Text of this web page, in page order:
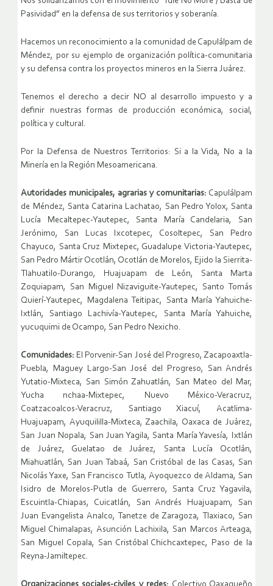
Pasividad” en la defensa de sus territorios y soberanía.
Hacemos un reconocimiento a la comunidad de Capulálpam de
Méndez, por su ejemplo de organización política-comunitaria
y su defensa contra los proyectos mineros en la Sierra Juárez.
Tenemos el derecho a decir NO al desarrollo impuesto y a
definir nuestras formas de producción económica, social,
política y cultural.
Por la Defensa de Nuestros Territorios: Si a la Vida, No a la
Minería en la Región Mesoamericana.
Autoridades municipales, agrarias y comunitarias: Capulálpam
de Méndez, Santa Catarina Lachatao, San Pedro Yolox, Santa
Lucía Mecaltepec-Yautepec, Santa María Candelaria, San
Jerónimo, San Lucas Ixcotepec, Cosoltepec, San Pedro
Chayuco, Santa Cruz Mixtepec, Guadalupe Victoria-Yautepec,
San Pedro Mártir Ocotlán, Ocotlán de Morelos, Ejido la Sierrita-
Tlahuatilo-Durango, Huajuapam de León, Santa Marta
Zoquiapam, San Miguel Nizaviguite-Yautepec, Santo Tomás
Quierí-Yautepec, Magdalena Teitipac, Santa María Yahuiche-
Ixtlán, Santiago Lachivía-Yautepec, Santa María Yahuiche,
yucuquimi de Ocampo, San Pedro Nexicho.
Comunidades: El Porvenir-San José del Progreso, Zacapoaxtla-
Puebla, Maguey Largo-San José del Progreso, San Andrés
Yutatio-Mixteca, San Simón Zahuatlán, San Mateo del Mar,
Yucha nchaa-Mixtepec, Nuevo México-Veracruz,
Coatzacoalcos-Veracruz, Santiago Xiacuí, Acatlima-
Huajuapam, Ayuquililla-Mixteca, Zaachila, Oaxaca de Juárez,
San Juan Nopala, San Juan Yagila, Santa María Yavesía, Ixtlán
de Juárez, Guelatao de Juárez, Santa Lucía Ocotlán,
Miahuatlán, San Juan Tabaá, San Cristóbal de las Casas, San
Nicolás Yaxe, San Francisco Tutla, Ayoquezco de Aldama, San
Isidro de Morelos-Putla de Guerrero, Santa Cruz Yagavila,
Escuintla-Chiapas, Cuicatlán, San Andrés Huajuapam, San
Juan Evangelista Analco, Tanetze de Zaragoza, Tlaxiaco, San
Miguel Chimalapas, Asunción Lachixila, San Marcos Arteaga,
San Miguel Copala, San Cristóbal Chichcaxtepec, Paso de la
Reyna-Jamiltepec.